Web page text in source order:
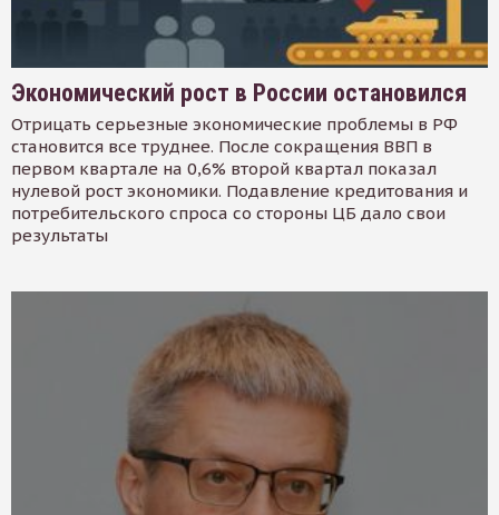
Экономический рост в России остановился
Отрицать серьезные экономические проблемы в РФ
становится все труднее. После сокращения ВВП в
первом квартале на 0,6% второй квартал показал
нулевой рост экономики. Подавление кредитования и
потребительского спроса со стороны ЦБ дало свои
результаты